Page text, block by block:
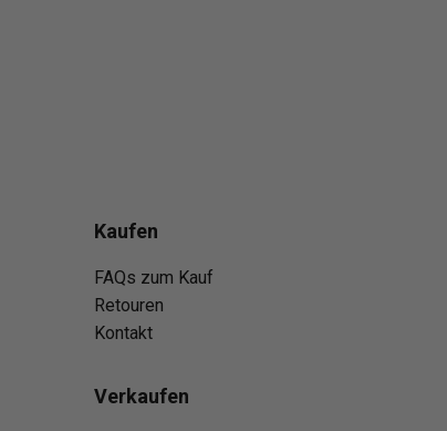
Kaufen
FAQs zum Kauf
Retouren
Kontakt
Verkaufen